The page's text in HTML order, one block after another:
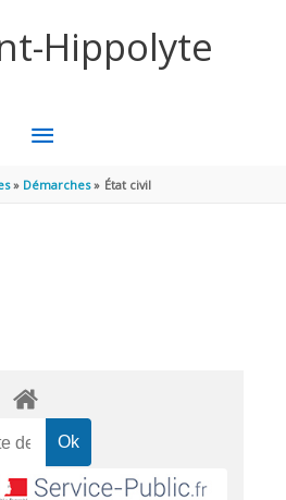
Hippolyte
MENU
PRINCIPAL
Démarches État civil